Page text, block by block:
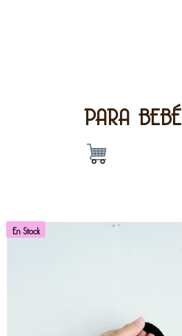
PARA BEBÉ
En Stock